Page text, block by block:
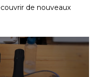
de nouveaux